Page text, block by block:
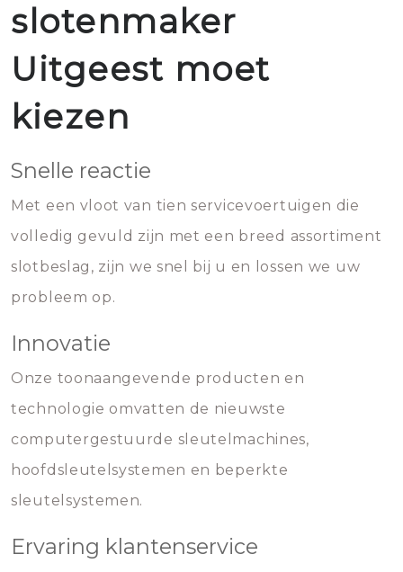
slotenmaker
Uitgeest moet
kiezen
Snelle reactie
Met een vloot van tien servicevoertuigen die
volledig gevuld zijn met een breed assortiment
slotbeslag, zijn we snel bij u en lossen we uw
probleem op.
Innovatie
Onze toonaangevende producten en
technologie omvatten de nieuwste
computergestuurde sleutelmachines,
hoofdsleutelsystemen en beperkte
sleutelsystemen.
Ervaring klantenservice